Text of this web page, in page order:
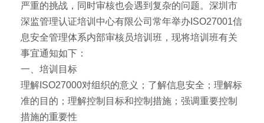
严重的挑战，同时审核也会遇到复杂的问题。深圳市
深监管理认证培训中心有限公司常年举办ISO27001信
息安全管理体系内部审核员培训班，现将培训班有关
事宜通知如下：
一、培训目标
理解ISO27000对组织的意义；了解信息安全；理解标
准的目的；理解控制目标和控制措施；强调重要控制
措施的重要性